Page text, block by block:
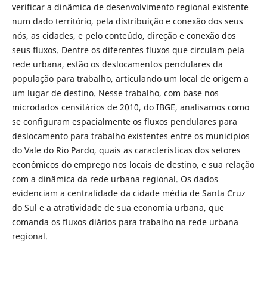
verificar a dinâmica de desenvolvimento regional existente
num dado território, pela distribuição e conexão dos seus
nós, as cidades, e pelo conteúdo, direção e conexão dos
seus fluxos. Dentre os diferentes fluxos que circulam pela
rede urbana, estão os deslocamentos pendulares da
população para trabalho, articulando um local de origem a
um lugar de destino. Nesse trabalho, com base nos
microdados censitários de 2010, do IBGE, analisamos como
se configuram espacialmente os fluxos pendulares para
deslocamento para trabalho existentes entre os municípios
do Vale do Rio Pardo, quais as características dos setores
econômicos do emprego nos locais de destino, e sua relação
com a dinâmica da rede urbana regional. Os dados
evidenciam a centralidade da cidade média de Santa Cruz
do Sul e a atratividade de sua economia urbana, que
comanda os fluxos diários para trabalho na rede urbana
regional.